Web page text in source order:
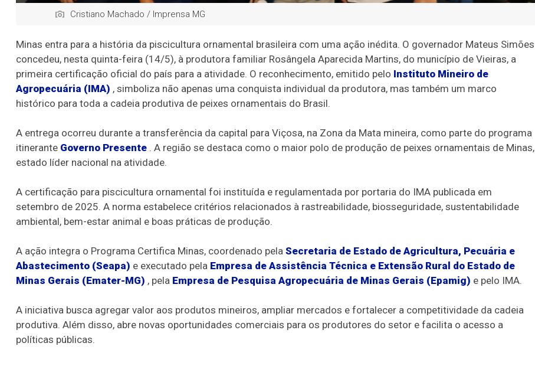
Cristiano Machado / Imprensa MG
Minas entra para a história da piscicultura ornamental brasileira com uma ação inédita. O governador Mateus Simões
concedeu, nesta quinta-feira (14/5), à produtora familiar Rosângela Aparecida Martins, do município de Vieiras, a
primeira certificação oficial do país para a atividade. O reconhecimento, emitido pelo Instituto Mineiro de
Agropecuária (IMA) , simboliza não apenas uma conquista individual da produtora, mas também um marco
histórico para toda a cadeia produtiva de peixes ornamentais do Brasil.
A entrega ocorreu durante a transferência da capital para Viçosa, na Zona da Mata mineira, como parte do programa
itinerante Governo Presente . A região se destaca como o maior polo de produção de peixes ornamentais de Minas,
estado líder nacional na atividade.
A certificação para piscicultura ornamental foi instituída e regulamentada por portaria do IMA publicada em
setembro de 2025. A norma estabelece critérios relacionados à rastreabilidade, biosseguridade, sustentabilidade
ambiental, bem-estar animal e boas práticas de produção.
A ação integra o Programa Certifica Minas, coordenado pela Secretaria de Estado de Agricultura, Pecuária e
Abastecimento (Seapa) e executado pela Empresa de Assistência Técnica e Extensão Rural do Estado de
Minas Gerais (Emater-MG) , pela Empresa de Pesquisa Agropecuária de Minas Gerais (Epamig) e pelo IMA.
A iniciativa busca agregar valor aos produtos mineiros, ampliar mercados e fortalecer a competitividade da cadeia
produtiva. Além disso, abre novas oportunidades comerciais para os produtores do setor e facilita o acesso a
políticas públicas.